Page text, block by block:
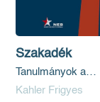
Szakadék
Tanulmányok a
kommunizmusról
Kahler Frigyes